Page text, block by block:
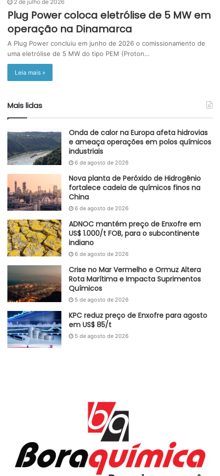
2 de julho de 2026
Plug Power coloca eletrólise de 5 MW em
operação na Dinamarca
A Plug Power concluiu em junho de 2026 o comissionamento de
uma eletrólise de 5 MW do tipo PEM (Proton…
Leia mais »
Mais lidas
Onda de calor na Europa afeta hidrovias
e ameaça operações em polos químicos
industriais
6 de agosto de 2026
Nova planta de Peróxido de Hidrogênio
fortalece cadeia de químicos finos na
China
6 de agosto de 2026
ADNOC mantém preço de Enxofre em
US$ 1.000/t FOB, para o subcontinente
indiano
6 de agosto de 2026
Crise no Mar Vermelho e Ormuz Altera
Rota Marítima e Impacta Suprimentos
Químicos
5 de agosto de 2026
KPC reduz preço de Enxofre para agosto
em US$ 85/t
5 de agosto de 2026